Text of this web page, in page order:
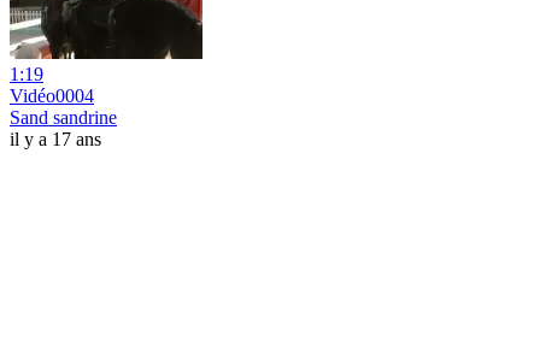
1:19
Vidéo0004
Sand sandrine
il y a 17 ans